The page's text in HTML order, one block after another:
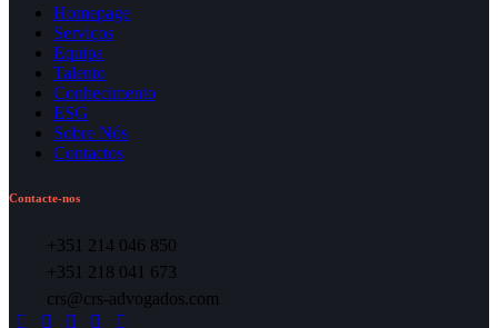
Homepage
Serviços
Equipa
Talento
Conhecimento
ESG
Sobre Nós
Contactos
Contacte-nos
+351 214 046 850
+351 218 041 673
crs@crs-advogados.com